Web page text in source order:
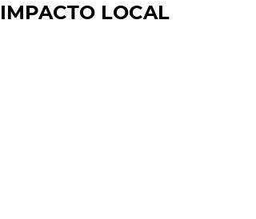
IMPACTO LOCAL